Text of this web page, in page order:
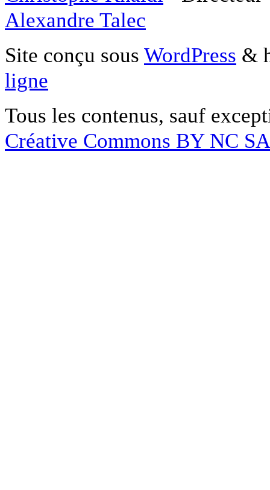
Alexandre Talec
Site conçu sous WordPress &
ligne
Tous les contenus, sauf
Créative Commons BY NC SA